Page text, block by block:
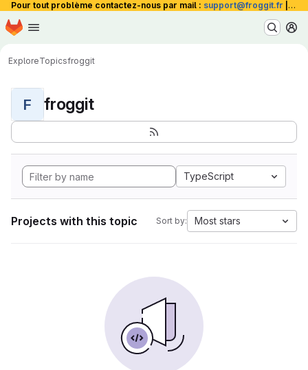
Pour tout problème contactez-nous par mail : support@froggit.fr La
Skip to main content
Homepage
ExploreTopicsfroggit
F froggit
TypeScript
Projects with this topic Sort by: Most stars